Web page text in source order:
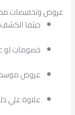
عروض وتخفيضات
حيثما
خصومات لو
عروض
علاوة علي